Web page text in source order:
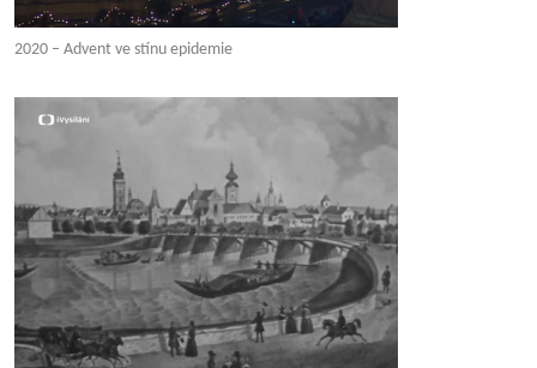
2020 – Advent ve stínu epidemie